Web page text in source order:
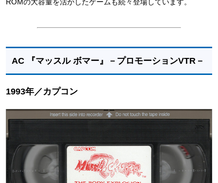
AC 『マッスル ボマー』－プロモーションVTR－
1993年／カプコン